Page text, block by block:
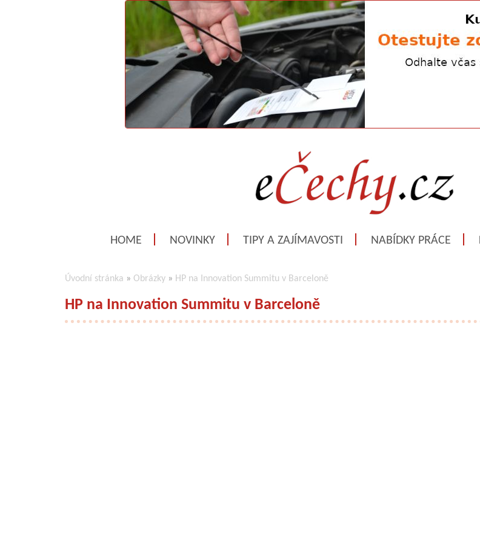
HOME NOVINKY TIPY A ZAJÍMAVOSTI NABÍDKY PRÁCE
Úvodní stránka » Obrázky » HP na Innovation Summitu v Barceloně
HP na Innovation Summitu v Barceloně